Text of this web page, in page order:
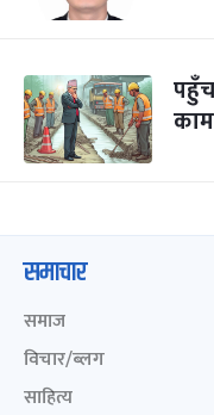
समाचार
समाज
विचार/ब्लग
साहित्य